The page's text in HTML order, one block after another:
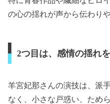
の心の揺れが声から伝わり
2つ目は、感情の揺れ
羊宮妃那さんの演技は、派
なく、小さな戸惑い、ため